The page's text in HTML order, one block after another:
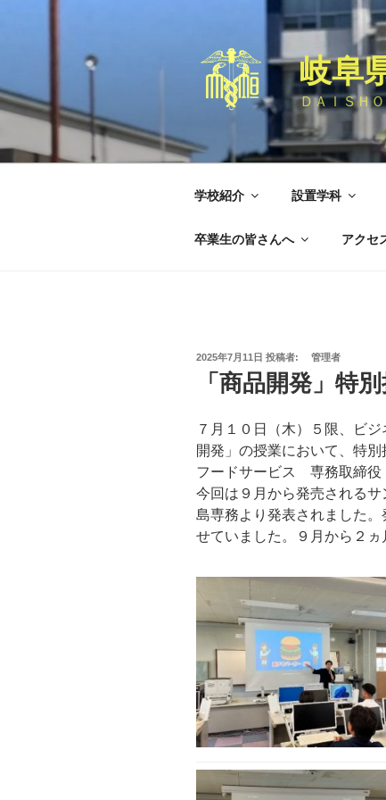
ツ
へ
キ
岐阜
ＤＡＩＳＨ
学校紹介 設置学科
卒業生の皆さんへ アクセ
投
2025年7月11日 投稿者: 管理者
「商品開発」特
７月１０日（木）５限、ビ
開発」の授業において、特
フードサービス 専務取締
今回は９月から発売される
島専務より発表されました
せていました。９月から２ヵ